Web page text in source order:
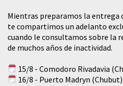
Mientras preparamos la
te compartimos un adelanto
cuando le consultamos sobre la
de muchos años de inactividad.
15/8 - Comodoro Rivadavia
16/8 - Puerto Madryn (Chubut)